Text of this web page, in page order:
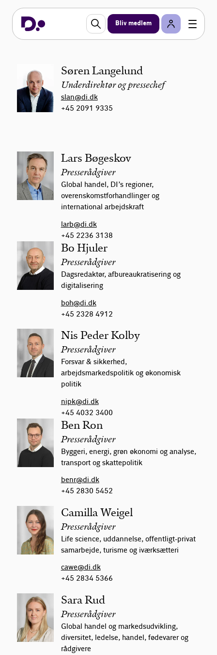
Bliv medlem
3377 4500
Vi kender og respekterer journalisters
arbejdsbetingelser. Vi finder derfor hurtigt og
holdninger inden for de samfunds- og
erhvervsrelevante emner, som DI arbejder med.
Søren Langelund
Underdirektør og pressechef
slan@di.dk
+45 2091 9335
Lars Bøgeskov
Presserådgiver
Global handel, DI’s regioner,
overenskomstforhandlinger og
international arbejdskraft
larb@di.dk
+45 2236 3138
Bo Hjuler
Presserådgiver
Dagsredaktør, afbureaukratisering og
digitalisering
boh@di.dk
+45 2328 4912
Nis Peder Kolby
Presserådgiver
Forsvar & sikkerhed,
arbejdsmarkedspolitik og økonomisk
politik
nipk@di.dk
+45 4032 3400
Ben Ron
Presserådgiver
Byggeri, energi, grøn økonomi og analyse,
transport og skattepolitik
benr@di.dk
+45 2830 5452
Camilla Weigel
Presserådgiver
Life science, uddannelse, offentligt-privat
samarbejde, turisme og iværksætteri
cawe@di.dk
+45 2834 5366
Sara Rud
Presserådgiver
Global handel og markedsudvikling,
diversitet, ledelse, handel, fødevarer og
rådgivere